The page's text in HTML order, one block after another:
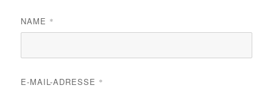
NAME *
E-MAIL-ADRESSE *